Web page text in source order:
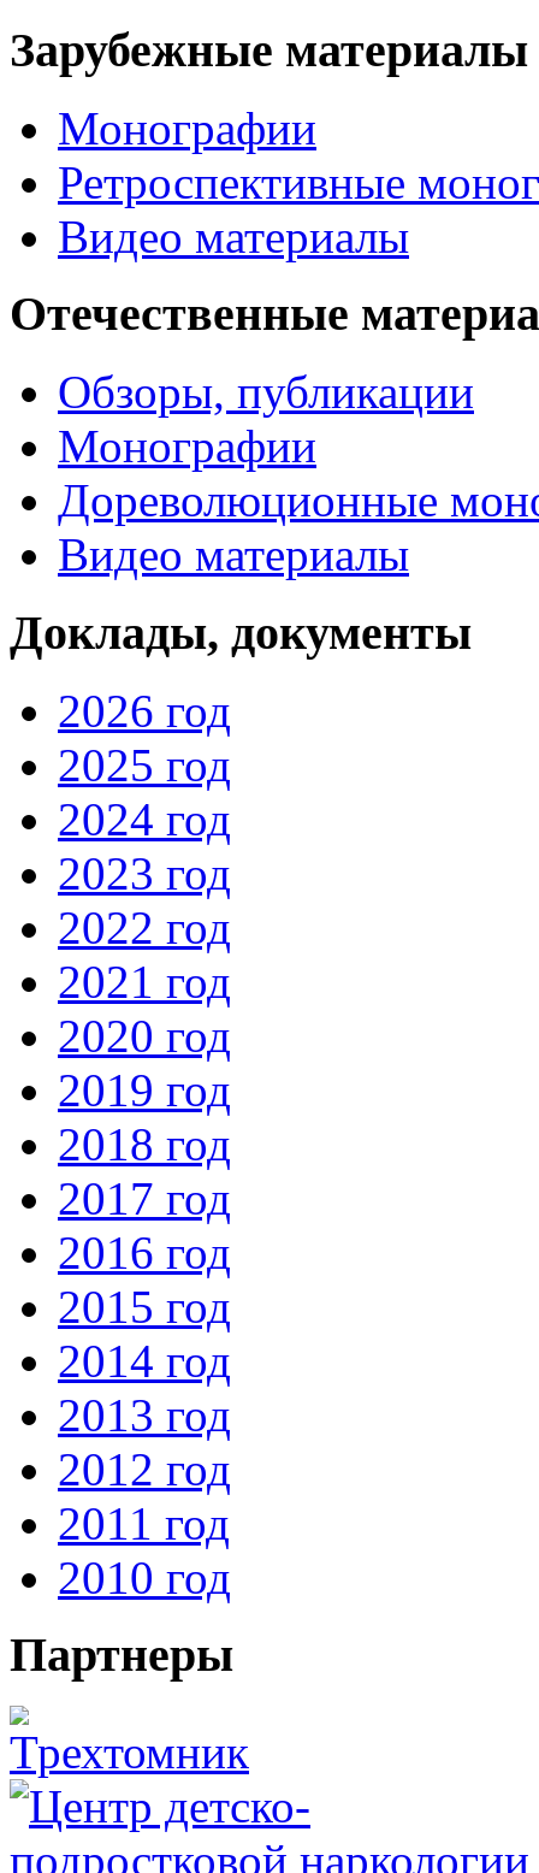
Зарубежные материалы
Монографии
Ретроспективные
Видео материалы
Отечественные
Обзоры, публикации
Монографии
Дореволюционные
Видео материалы
Доклады, документы
2026 год
2025 год
2024 год
2023 год
2022 год
2021 год
2020 год
2019 год
2018 год
2017 год
2016 год
2015 год
2014 год
2013 год
2012 год
2011 год
2010 год
Партнеры